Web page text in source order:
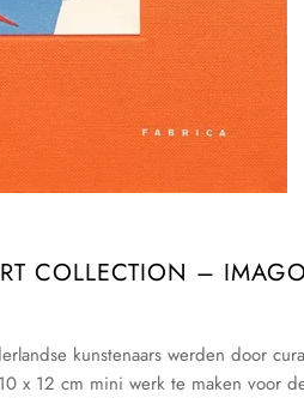
COLLECTION –
kunstenaars werden door
x 12 cm mini werk te maken voor